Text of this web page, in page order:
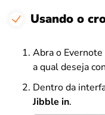
Usando o
Abra o
a qual deseja
Dentro da
Jibble in.